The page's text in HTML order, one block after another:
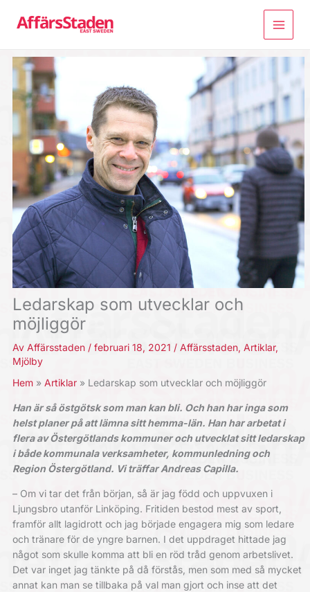
Ledarskap som utvecklar och
möjliggör
Av Affärsstaden / februari 18, 2021 / Affärsstaden, Artiklar,
Mjölby
Hem
Artiklar Ledarskap som utvecklar och möjliggör
Han är så östgötsk som man kan bli. Och han har inga som
helst planer på att lämna sitt hemma-län. Han har arbetat i
flera av Östergötlands kommuner och utvecklat sitt ledarskap
i både kommunala verksamheter, kommunledning och
Region Östergötland. Vi träffar Andreas Capilla.
– Om vi tar det från början, så är jag född och uppvuxen i
Ljungsbro utanför Linköping. Fritiden bestod mest av sport,
framför allt lagidrott och jag började engagera mig som ledare
och tränare för de yngre barnen. I det uppdraget hittade jag
något som skulle komma att bli en röd tråd genom arbetslivet.
Det var inget jag tänkte på då förstås, men som med så mycket
annat kan man se tillbaka på val man gjort och inse att det